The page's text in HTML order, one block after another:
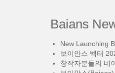
Baians
New Launching
보이안스 벡터
창작자분들의 네